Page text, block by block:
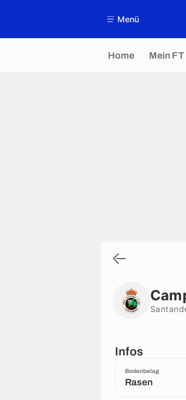
Menü
Home Mein FT
Infos
Bodenbelag
Rasen